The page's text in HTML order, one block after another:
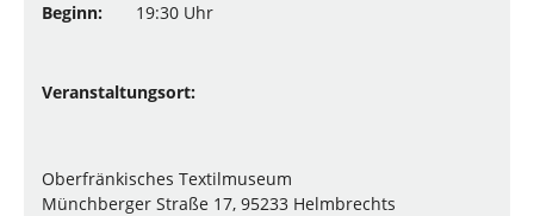
Beginn:
19:30 Uhr
Veranstaltungsort:
Oberfränkisches Textilmuseum
Münchberger Straße 17, 95233 Helmbrechts